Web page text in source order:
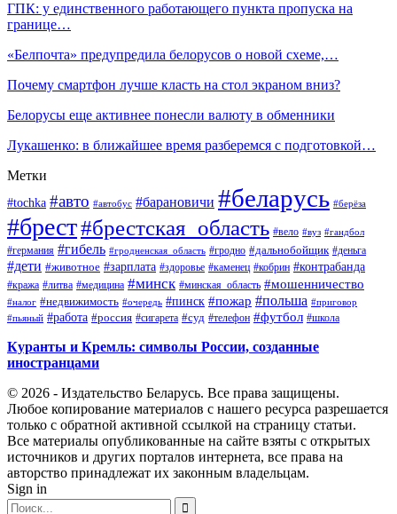
ГПК: у единственного работающего пункта пропуска на
границе…
«Белпочта» предупредила белорусов о новой схеме,…
Почему смартфон лучше класть на стол экраном вниз?
Белорусы еще активнее понесли валюту в обменники
Лукашенко: в ближайшее время разберемся с подготовкой…
Метки
#tochka #авто #автобус #барановичи #беларусь #берёза
#брест#брестская_область #вело #вуз #гандбол
#германия #гибель #гродненская_область #гродно #дальнобойщик #деньга
#дети #животное #зарплата #здоровье #каменец #кобрин #контрабанда
#кража #литва #медицина #минск #минская_область #мошенничество
#налог #недвижимость #очередь #пинск #пожар #польша #приговор
#пьяный #работа #россия #сигарета #суд #телефон #футбол #школа
Куранты и Кремль: символы России, созданные
иностранцами
© 2026 - Издательство Беларусь. Все права защищены.
Любое копирование материалов с нашего ресурса разрешается
только с обратной активной ссылкой на страницу статьи.
Все материалы опубликованные на сайте взяты с открытых
источников и других порталов интернета, все права на
авторство принадлежат их законным владельцам.
Sign in